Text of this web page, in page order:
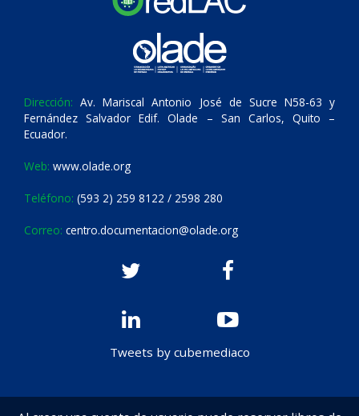
Dirección: Av. Mariscal Antonio José de Sucre N58-63 y
Fernández Salvador Edif. Olade – San Carlos, Quito –
Ecuador.
Web: www.olade.org
Teléfono: (593 2) 259 8122 / 2598 280
Correo: centro.documentacion@olade.org
Tweets by cubemediaco